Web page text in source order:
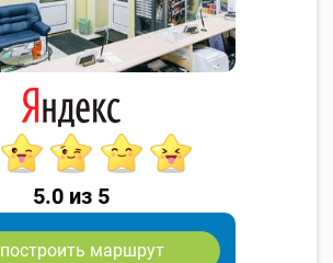
5.0 из 5
построить маршрут